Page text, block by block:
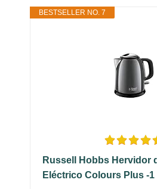
BESTSELLER NO. 7
Russell Hobbs Hervidor
Eléctrico Colours Plus -